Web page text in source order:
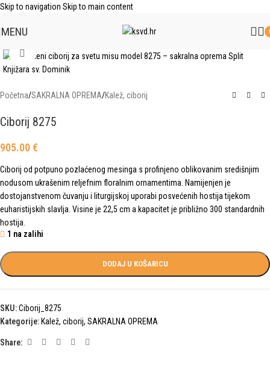
Skip to navigation Skip to main content
MENU
Click to enlarge
Početna/SAKRALNA OPREMA/Kalež, ciborij
Ciborij 8275
905.00€
Ciborij od potpuno pozlaćenog mesinga s profinjeno oblikovanim središnjim
nodusom ukrašenim reljefnim floralnim ornamentima. Namijenjen je
dostojanstvenom čuvanju i liturgijskoj uporabi posvećenih hostija tijekom
euharistijskih slavlja. Visine je 22,5 cm a kapacitet je približno 300 standardnih
hostija.
1 na zalihi
DODAJ U KOŠARICU
SKU:Ciborij_8275
Kategorije: Kalež, ciborij, SAKRALNA OPREMA
Share: